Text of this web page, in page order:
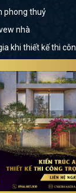
phong thuỷ
nhà
khi thiết kế thi